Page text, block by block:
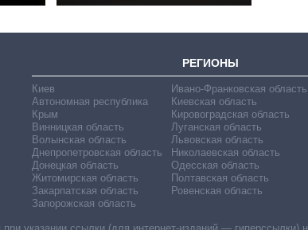
РЕГИОНЫ
Киев
Автономная республика
Крым
Винницкая область
Волынская область
Днепропетровская область
Донецкая область
Житомирская область
Закарпатская область
Запорожская область
Ивано-Франковская область
Киевская область
Кировоградская область
Луганская область
Львовская область
Николаевская область
Одесская область
Полтавская область
Ровенская область